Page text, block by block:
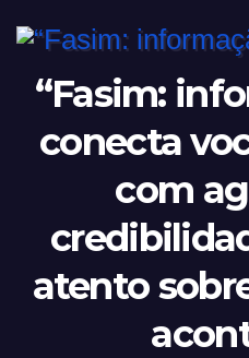
“Fasim:
conecta
com
atento